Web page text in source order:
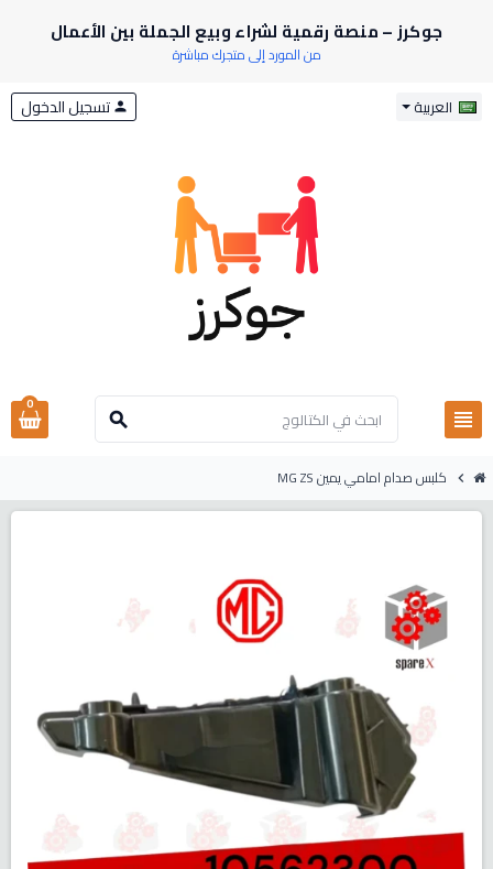
جوكرز – منصة رقمية لشراء وبيع الجملة بين الأعمال
من المورد إلى متجرك مباشرة
العربية
view_headline
search
person تسجيل الدخول
0
chevron_right كلبس صدام امامي يمين MG ZS